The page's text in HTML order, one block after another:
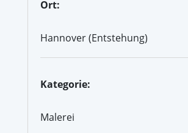
Ort:
Hannover (Entstehung)
Kategorie:
Malerei